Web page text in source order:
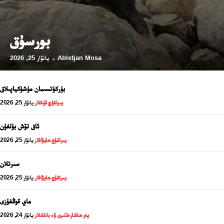
بورسۇق
Abletjan Mosa
- يانۋار 25, 2026
بۈركۈتسىمان مۈشۈكياپىلاق
يىرتقۇچ قۇشلار يانۋار 25, 2026
ئاق تۆش بۇلغۇن
يىرتقۇچ ھايۋانلار يانۋار 25, 2026
سىرتلان
يىرتقۇچ ھايۋانلار يانۋار 25, 2026
ماي قوڭغۇزى
يەر ھاشارەتلىرى ۋە باشقىلار يانۋار 24, 2026